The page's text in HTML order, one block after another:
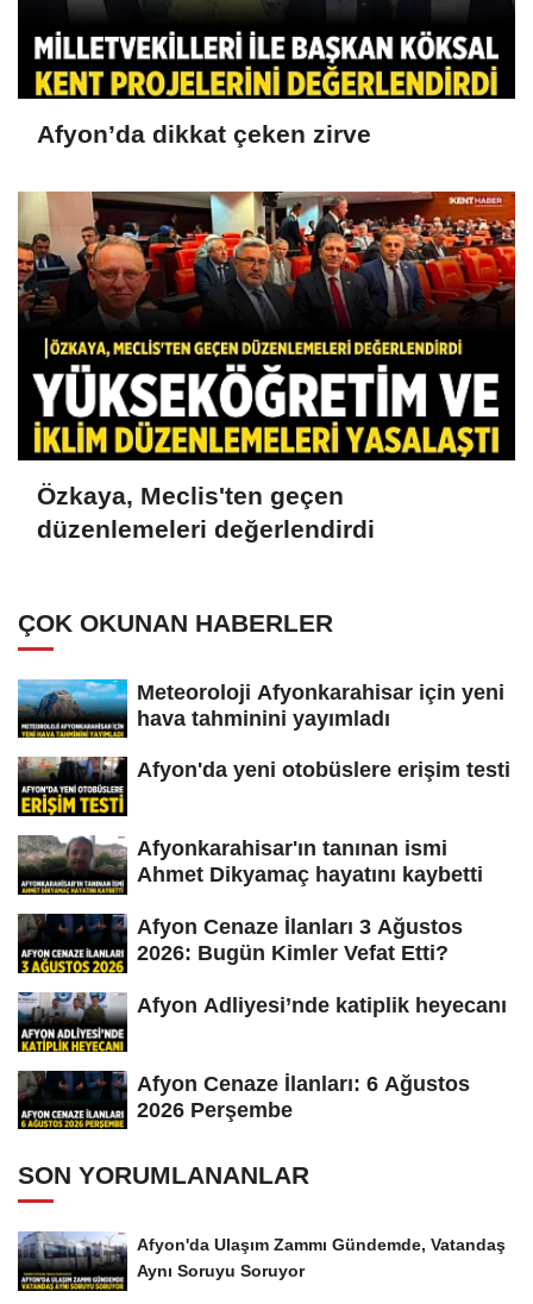
Afyon’da dikkat çeken zirve
Özkaya, Meclis'ten geçen
düzenlemeleri değerlendirdi
ÇOK OKUNAN HABERLER
Meteoroloji Afyonkarahisar için yeni
hava tahminini yayımladı
Afyon'da yeni otobüslere erişim testi
Afyonkarahisar'ın tanınan ismi
Ahmet Dikyamaç hayatını kaybetti
Afyon Cenaze İlanları 3 Ağustos
2026: Bugün Kimler Vefat Etti?
Afyon Adliyesi’nde katiplik heyecanı
Afyon Cenaze İlanları: 6 Ağustos
2026 Perşembe
SON YORUMLANANLAR
Afyon'da Ulaşım Zammı Gündemde, Vatandaş
Aynı Soruyu Soruyor